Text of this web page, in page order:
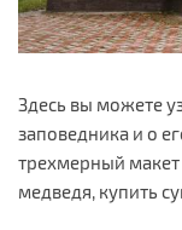
Здесь вы можете
заповедника и о
трехмерный макет
медведя, купить